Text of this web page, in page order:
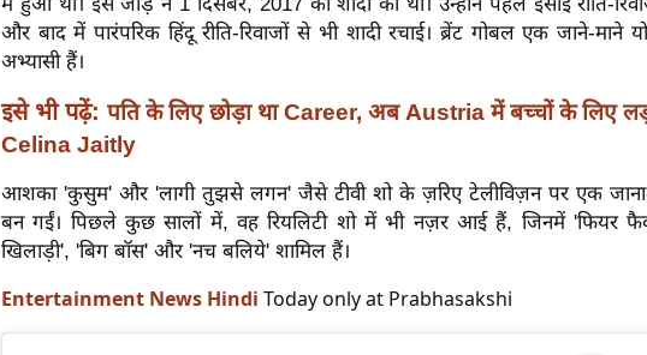
और बाद में पारंपरिक हिंदू रीति-रिवाजों से भी शादी रचाई। ब्रेंट गोबल एक जाने-माने
अभ्यासी हैं।
इसे भी पढ़ें: पति के लिए छोड़ा था Career, अब Austria में बच्चों के लिए
Celina Jaitly
आशका 'कुसुम' और 'लागी तुझसे लगन' जैसे टीवी शो के ज़रिए टेलीविज़न पर एक जाना-
बन गईं। पिछले कुछ सालों में, वह रियलिटी शो में भी नज़र आई हैं, जिनमें 'फियर
खिलाड़ी', 'बिग बॉस' और 'नच बलिये' शामिल हैं।
Entertainment News Hindi Today only at Prabhasakshi